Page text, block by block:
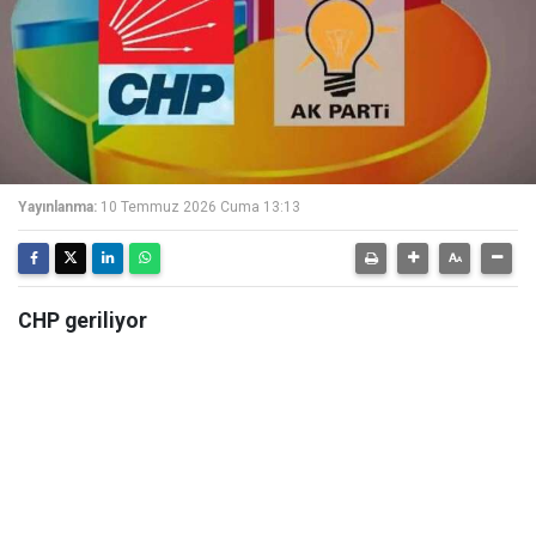
Yayınlanma: 10 Temmuz 2026 Cuma 13:13
CHP geriliyor